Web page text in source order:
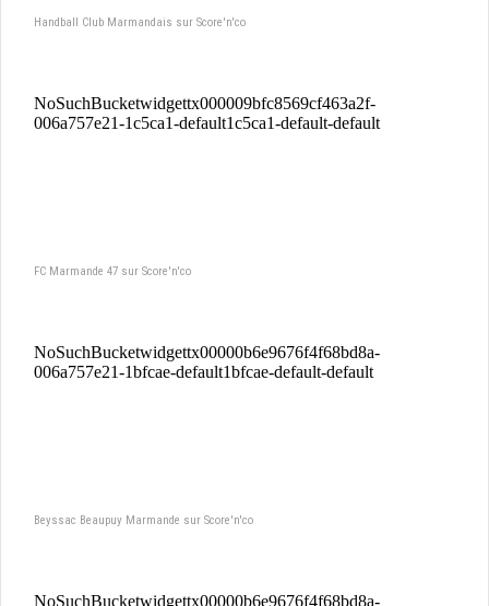
Handball Club Marmandais sur Score'n'co
FC Marmande 47 sur Score'n'co
Beyssac Beaupuy Marmande sur Score'n'co